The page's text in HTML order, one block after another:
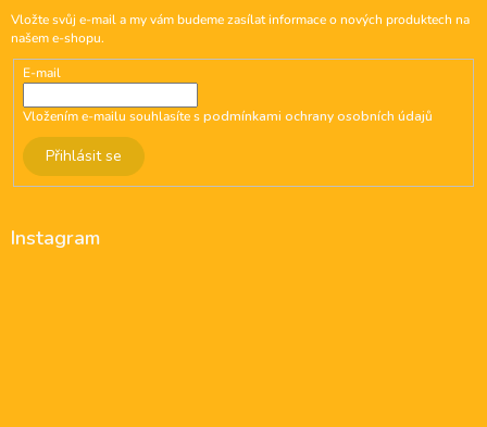
Vložte svůj e-mail a my vám budeme zasílat informace o nových produktech na
našem e-shopu.
E-mail
Vložením e-mailu souhlasíte spodmínkami ochrany osobních údajů
Přihlásit se
Instagram